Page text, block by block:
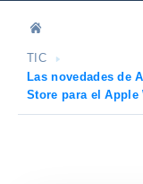
TIC
Las novedades de
Store para el Apple